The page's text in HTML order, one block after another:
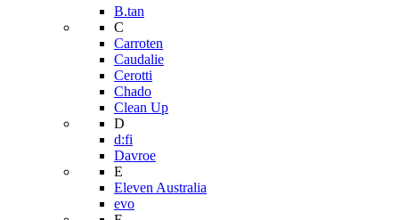
B.tan
C
Carroten
Caudalie
Cerotti
Chado
Clean Up
D
d:fi
Davroe
E
Eleven Australia
evo